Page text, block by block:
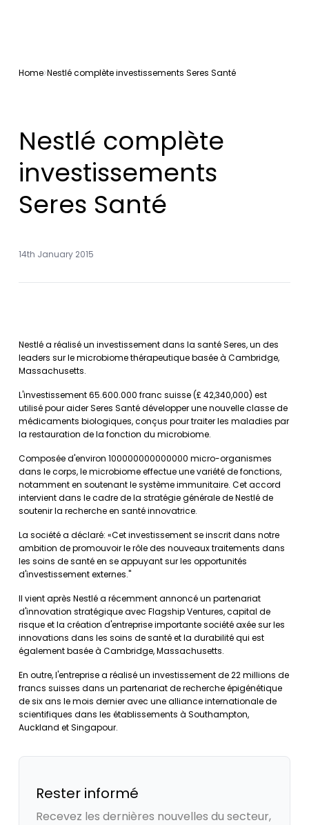
Home Nestlé complète investissements Seres Santé
Nestlé complète
investissements
Seres Santé
14th January 2015
Nestlé a réalisé un investissement dans la santé Seres, un des
leaders sur le microbiome thérapeutique basée à Cambridge,
Massachusetts.
L'investissement 65.600.000 franc suisse (£ 42,340,000) est
utilisé pour aider Seres Santé développer une nouvelle classe de
médicaments biologiques, conçus pour traiter les maladies par
la restauration de la fonction du microbiome.
Composée d'environ 100000000000000 micro-organismes
dans le corps, le microbiome effectue une variété de fonctions,
notamment en soutenant le système immunitaire. Cet accord
intervient dans le cadre de la stratégie générale de Nestlé de
soutenir la recherche en santé innovatrice.
La société a déclaré: «Cet investissement se inscrit dans notre
ambition de promouvoir le rôle des nouveaux traitements dans
les soins de santé en se appuyant sur les opportunités
d'investissement externes."
Il vient après Nestlé a récemment annoncé un partenariat
d'innovation stratégique avec Flagship Ventures, capital de
risque et la création d'entreprise importante société axée sur les
innovations dans les soins de santé et la durabilité qui est
également basée à Cambridge, Massachusetts.
En outre, l'entreprise a réalisé un investissement de 22 millions de
francs suisses dans un partenariat de recherche épigénétique
de six ans le mois dernier avec une alliance internationale de
scientifiques dans les établissements à Southampton,
Auckland et Singapour.
Rester informé
Recevez les dernières nouvelles du secteur,